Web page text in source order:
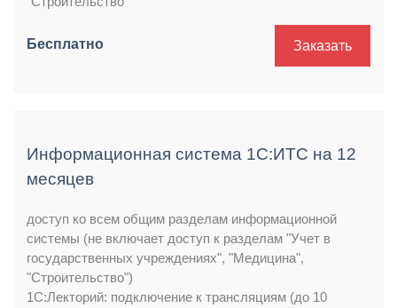
Бесплатно Заказать
Информационная система 1С:ИТС на 12
месяцев
доступ ко всем общим разделам информационной
системы (не включает доступ к разделам "Учет в
государственных учреждениях", "Медицина",
"Строительство")
1С:Лекторий: подключение к трансляциям (до 10